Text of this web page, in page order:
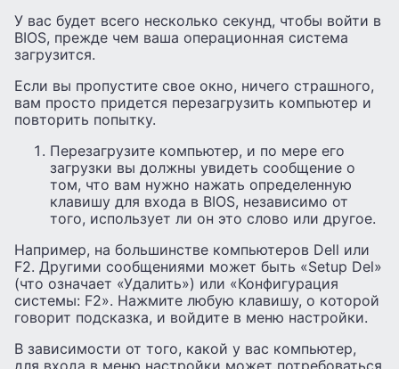
У вас будет всего несколько секунд, чтобы войти в
BIOS, прежде чем ваша операционная система
загрузится.
Если вы пропустите свое окно, ничего страшного,
вам просто придется перезагрузить компьютер и
повторить попытку.
Перезагрузите компьютер, и по мере его
загрузки вы должны увидеть сообщение о
том, что вам нужно нажать определенную
клавишу для входа в BIOS, независимо от
того, использует ли он это слово или другое.
Например, на большинстве компьютеров Dell или
F2. Другими сообщениями может быть «Setup Del»
(что означает «Удалить») или «Конфигурация
системы: F2». Нажмите любую клавишу, о которой
говорит подсказка, и войдите в меню настройки.
В зависимости от того, какой у вас компьютер,